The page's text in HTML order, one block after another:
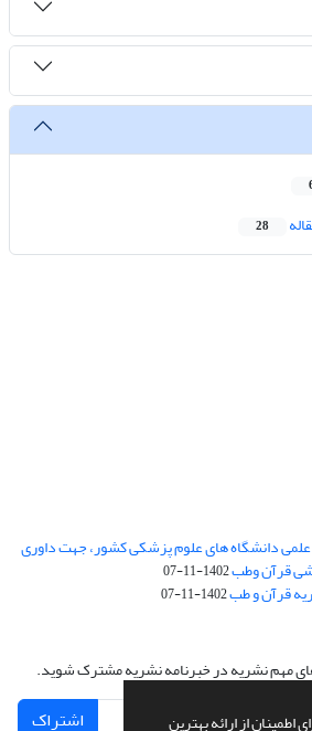
از ارائه بهترین
28
دانشگاه های علوم پزشکی کشور، جهت داوری
قرآن وطب1402-11-07
قرآن و طب1402-11-07
های مهم نشریه در خبرنامه نشریه مشترک شوید.
اشتراک